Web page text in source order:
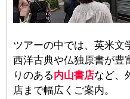
ツアーの中では、英米文
西洋古典や仏独原書が豊
りのある内山書店など、
店まで幅広くご案内。